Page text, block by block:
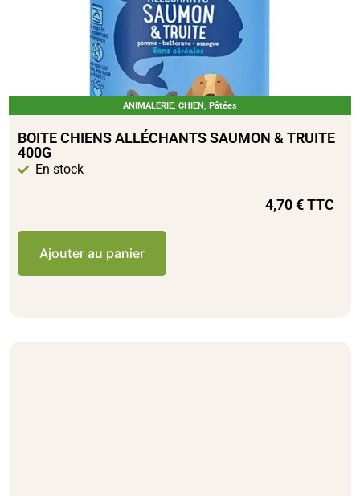
ANIMALERIE, CHIEN, Pâtées
BOITE CHIENS ALLÉCHANTS SAUMON & TRUITE
400G
En stock
4,70€TTC
Ajouter au panier